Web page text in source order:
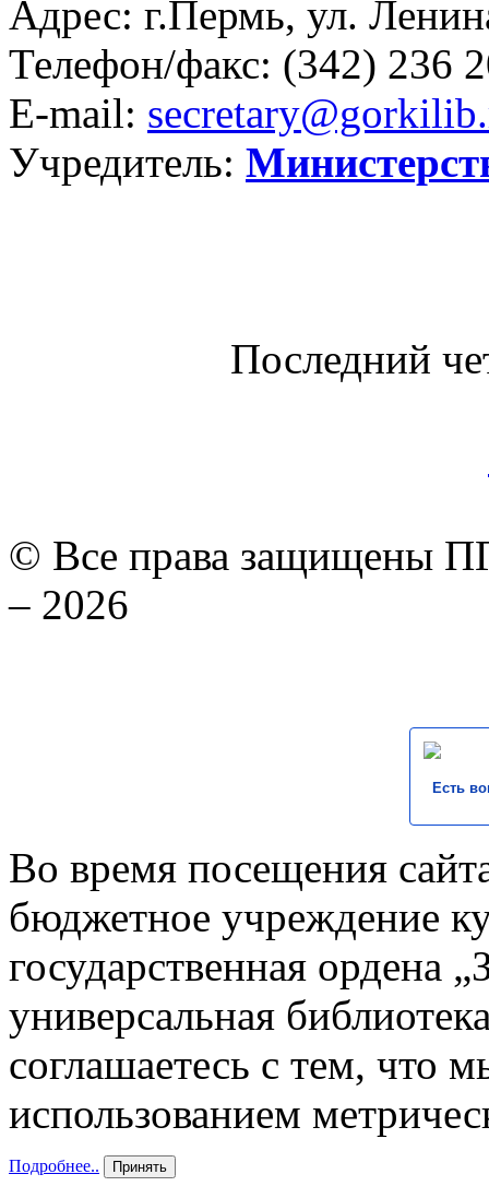
Адрес: г.Пермь, ул.
Телефон/факс: (342) 236
E-mail:
Учредитель:
Последний
© Все права защищены
– 2026
Есть
Во время посещения
бюджетное учреждение
государственная ордена
универсальная
соглашаетесь с тем, что
использованием
Подробнее.. Принять